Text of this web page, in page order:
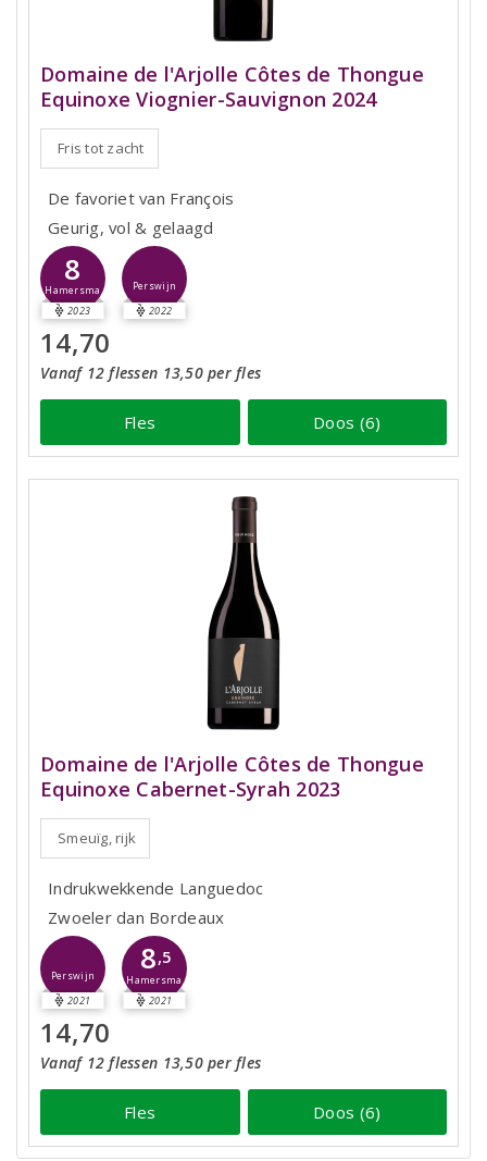
Domaine de l'Arjolle Côtes de Thongue
Equinoxe Viognier-Sauvignon 2024
Fris tot zacht
De favoriet van François
Geurig, vol & gelaagd
8
Hamersma
2023
Perswijn
2022
14,70
Vanaf 12 flessen 13,50 per fles
Fles Doos (6)
Domaine de l'Arjolle Côtes de Thongue
Equinoxe Cabernet-Syrah 2023
Smeuïg, rijk
Indrukwekkende Languedoc
Zwoeler dan Bordeaux
Perswijn
2021
8,5
Hamersma
2021
14,70
Vanaf 12 flessen 13,50 per fles
Fles Doos (6)